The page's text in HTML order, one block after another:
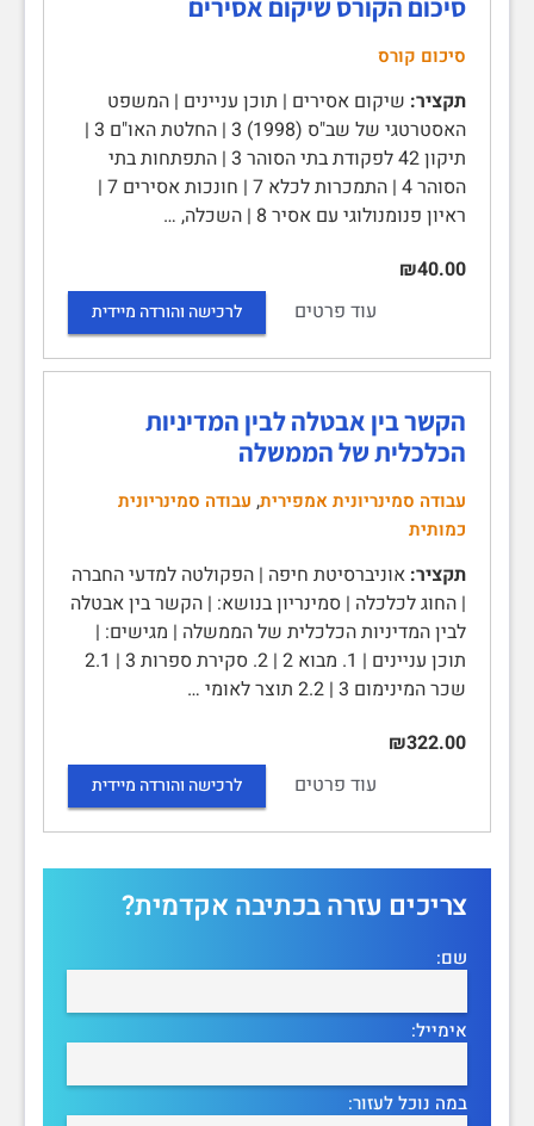
סיכום הקורס שיקום אסירים
סיכום קורס
תקציר: שיקום אסירים | תוכן עניינים | המשפט
האסטרטגי של שב"ס (1998) 3 | החלטת האו"ם 3 |
תיקון 42 לפקודת בתי הסוהר 3 | התפתחות בתי
הסוהר 4 | התמכרות לכלא 7 | חונכות אסירים 7 |
ראיון פנומנולוגי עם אסיר 8 | השכלה, …
₪40.00
עוד פרטים
לרכישה והורדה מיידית
הקשר בין אבטלה לבין המדיניות
הכלכלית של הממשלה
עבודה סמינריונית אמפירית, עבודה סמינריונית
כמותית
תקציר: אוניברסיטת חיפה | הפקולטה למדעי החברה
| החוג לכלכלה | סמינריון בנושא: | הקשר בין אבטלה
לבין המדיניות הכלכלית של הממשלה | מגישים: |
תוכן עניינים | 1. מבוא 2 | 2. סקירת ספרות 3 | 2.1
שכר המינימום 3 | 2.2 תוצר לאומי …
₪322.00
עוד פרטים
לרכישה והורדה מיידית
צריכים עזרה בכתיבה אקדמית?
שם:
אימייל:
במה נוכל לעזור: